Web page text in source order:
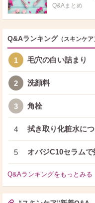
Q&Aまとめ
Q&Aランキング （スキンケア
1 毛穴の白い詰まり
2 洗顔料
3 角栓
4 拭き取り化粧水に
5 オバジC10セラム
Q&Aランキングをもっとみる